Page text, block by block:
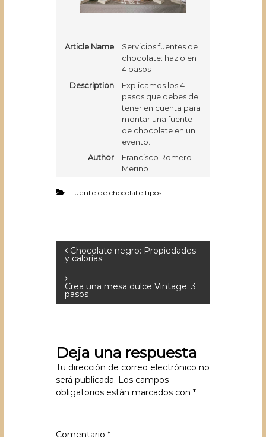
Article Name
Servicios fuentes de
chocolate: hazlo en
4 pasos
Description
Explicamos los 4
pasos que debes de
tener en cuenta para
montar una fuente
de chocolate en un
evento.
Author
Francisco Romero
Merino
Fuente de chocolate tipos
N
a
a
c
i
Chocolate negro: Propiedades
y calorías
Crea una mesa dulce Vintage: 3
pasos
Deja una respuesta
Tu dirección de correo electrónico no
será publicada. Los campos
obligatorios están marcados con*
Comentario*